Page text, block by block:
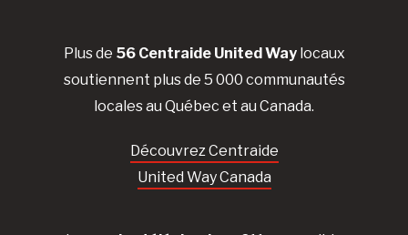
Plus de 56 Centraide United Waylocaux
soutiennent plus de 5 000 communautés
locales au Québec et au Canada.
Découvrez Centraide
United Way Canada